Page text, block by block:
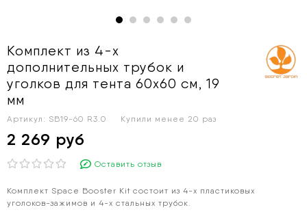
Комплект из 4-х
дополнительных трубок и
уголков для тента 60х60 см, 19
мм
Артикул: SB19-60 R3.0 Купили менее 20 раз
2 269 руб
Оставить отзыв
Комплект Space Booster Kit состоит из 4-х пластиковых
уголоков-зажимов и 4-х стальных трубок.